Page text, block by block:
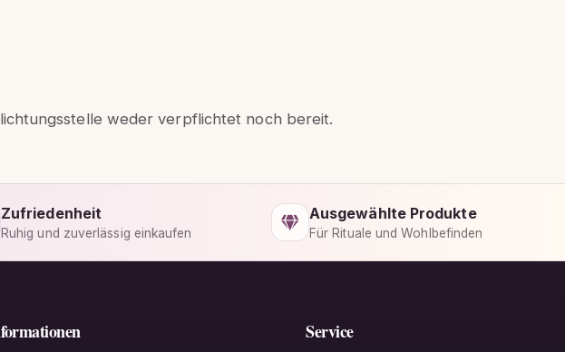
weder verpflichtet noch bereit.
Zufriedenheit
Ruhig und zuverlässig einkaufen
Ausgewählte Produkte
Für Rituale und Wohlbefinden
Service